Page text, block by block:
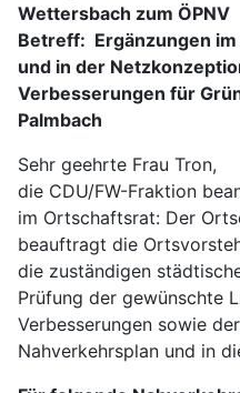
Wettersbach zum ÖPNV
Betreff: Ergänzungen
und in der
Verbesserungen für
Palmbach
Sehr geehrte Frau Tron,
die CDU/FW-Fraktion
im Ortschaftsrat: Der
beauftragt die
die zuständigen
Prüfung der gewünschte
Verbesserungen sowie
Nahverkehrsplan und in